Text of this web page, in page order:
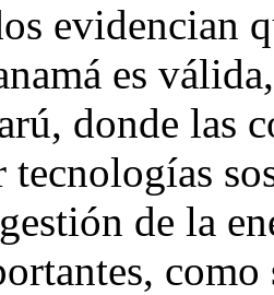
evidencian
es
donde las
tecnologías
de la